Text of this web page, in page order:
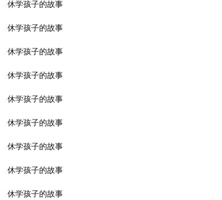
休学孩子的故事
休学孩子的故事
休学孩子的故事
休学孩子的故事
休学孩子的故事
休学孩子的故事
休学孩子的故事
休学孩子的故事
休学孩子的故事